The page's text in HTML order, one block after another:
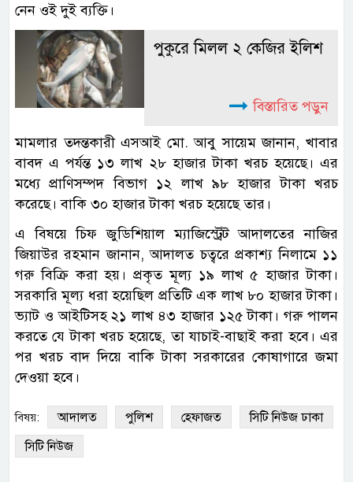
নেন ওই দুই ব্যক্তি।
পুকুরে মিলল ২ কেজির ইলিশ
বিস্তারিত পড়ুন
মামলার তদন্তকারী এসআই মো. আবু সায়েম জানান, খাবার
বাবদ এ পর্যন্ত ১৩ লাখ ২৮ হাজার টাকা খরচ হয়েছে। এর
মধ্যে প্রাণিসম্পদ বিভাগ ১২ লাখ ৯৮ হাজার টাকা খরচ
করেছে। বাকি ৩০ হাজার টাকা খরচ হয়েছে তার।
এ বিষয়ে চিফ জুডিশিয়াল ম্যাজিস্ট্রেট আদালতের নাজির
জিয়াউর রহমান জানান, আদালত চত্বরে প্রকাশ্য নিলামে ১১
গরু বিক্রি করা হয়। প্রকৃত মূল্য ১৯ লাখ ৫ হাজার টাকা।
সরকারি মূল্য ধরা হয়েছিল প্রতিটি এক লাখ ৮০ হাজার টাকা।
ভ্যাট ও আইটিসহ ২১ লাখ ৪৩ হাজার ১২৫ টাকা। গরু পালন
করতে যে টাকা খরচ হয়েছে, তা যাচাই-বাছাই করা হবে। এর
পর খরচ বাদ দিয়ে বাকি টাকা সরকারের কোষাগারে জমা
দেওয়া হবে।
বিষয়: আদালত পুলিশ হেফাজত
সিটি নিউজ ঢাকা
সিটি নিউজ